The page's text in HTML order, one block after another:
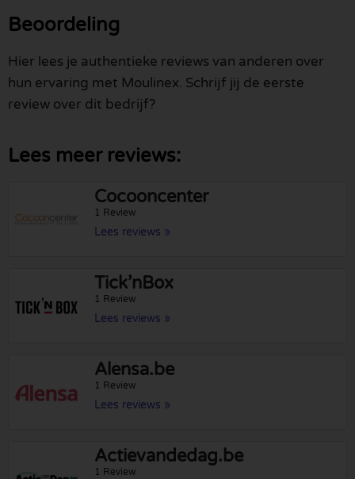
Beoordeling
Hier lees je authentieke reviews van anderen over
hun ervaring met Moulinex. Schrijf jij de eerste
review over dit bedrijf?
Lees meer reviews:
Cocooncenter
1 Review
Lees reviews »
Tick’nBox
1 Review
Lees reviews »
Alensa.be
1 Review
Lees reviews »
Actievandedag.be
1 Review